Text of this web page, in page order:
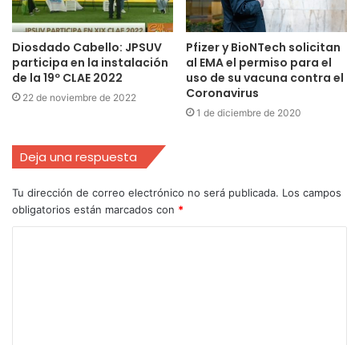
Diosdado Cabello: JPSUV
participa en la instalación
de la 19º CLAE 2022
22 de noviembre de 2022
Pfizer y BioNTech solicitan
al EMA el permiso para el
uso de su vacuna contra el
Coronavirus
1 de diciembre de 2020
Deja una respuesta
Tu dirección de correo electrónico no será publicada. Los campos
obligatorios están marcados con *